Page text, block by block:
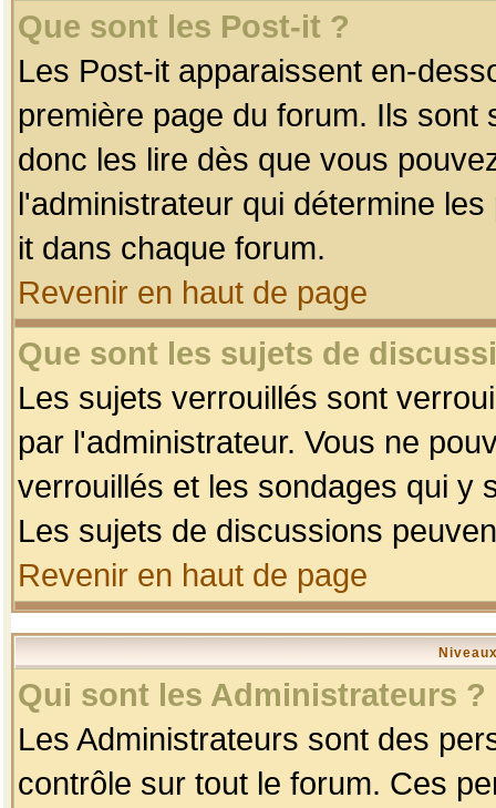
Que sont les Post-it ?
Les Post-it apparaissent en-
première page du forum. Ils
donc les lire dès que vous
l'administrateur qui détermine
it dans chaque forum.
Revenir en haut de page
Que sont les sujets de
Les sujets verrouillés sont
par l'administrateur. Vous ne
verrouillés et les sondages qui y
Les sujets de discussions
Revenir en haut de page
Qui sont les Administrateurs ?
Les Administrateurs sont des
contrôle sur tout le forum. Ces